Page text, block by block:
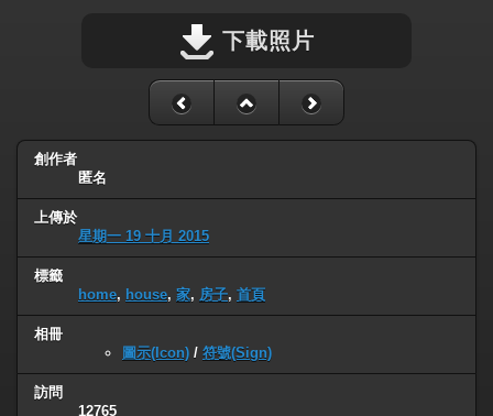
下載照片
創作者
匿名
上傳於
星期一 19 十月 2015
標籤
home, house, 家, 房子, 首頁
相冊
圖示(Icon) / 符號(Sign)
訪問
12765